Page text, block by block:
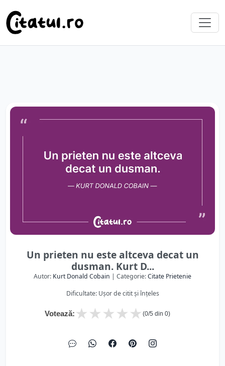
Un prieten nu este altceva decat un
dusman. Kurt D...
Autor: Kurt Donald Cobain | Categorie:Citate Prietenie
Dificultate: Ușor de citit și înțeles
Votează: ★
★
★
★
★ (0/5 din 0)